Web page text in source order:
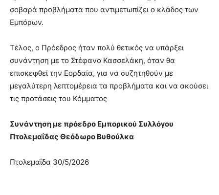
σοβαρά προβλήματα που αντιμετωπίζει ο κλάδος των
Εμπόρων.
Τέλος, ο Πρόεδρος ήταν πολύ θετικός να υπάρξει
συνάντηση με το Στέφανο Κασσελάκη, όταν θα
επισκεφθεί την Εορδαία, για να συζητηθούν με
μεγαλύτερη λεπτομέρεια τα προβλήματα και να ακούσει
τις προτάσεις του Κόμματος
Συνάντηση με πρόεδρο Εμπορικού Συλλόγου
Πτολεμαΐδας Θεόδωρο Βυθούλκα
Πτολεμαΐδα 30/5/2026